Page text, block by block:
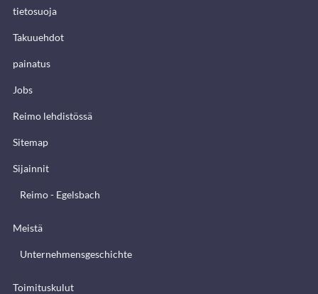
tietosuoja
Takuuehdot
painatus
Jobs
Reimo lehdistössä
Sitemap
Sijainnit
Reimo - Egelsbach
Meistä
Unternehmensgeschichte
Toimituskulut